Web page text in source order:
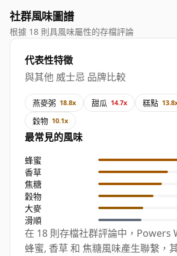
社群風味圖譜
根據 18 則具風味屬性的存檔評論
代表性特徵
與其他 威士忌 品牌比較
燕麥粥 18.8x 甜瓜 14.7x 糕點
穀物 10.1x
最常見的風味
蜂蜜
香草
焦糖
穀物
大麥
滑順
在 18 則存檔社群評論中，Powers
蜂蜜, 香草 和 焦糖風味產生聯繫，